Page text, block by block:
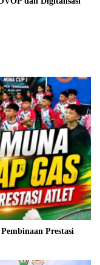
Prestasi